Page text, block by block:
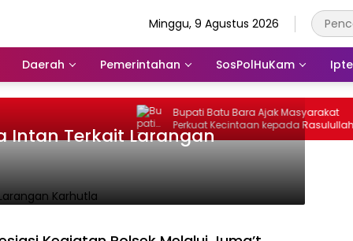
Minggu, 9 Agustus 2026
Daerah Pemerintahan SosPolHuKam
Bupati Batu Bara Ajak Masyarakat
Perkuat Kecintaan kepada Rasulullah
melalui Batu Bara Bersholawat
Intan Terkait Larangan